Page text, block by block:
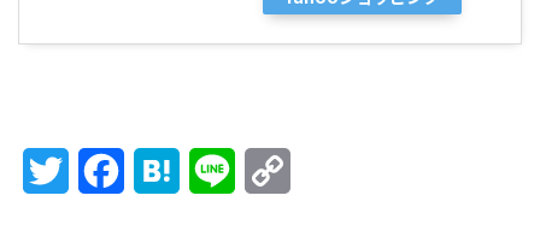
Twitter FacebookHatena Line